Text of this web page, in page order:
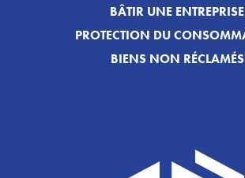
BÂTIR UNE ENTREPRISE
PROTECTION DU
BIENS NON RÉCLAMÉS